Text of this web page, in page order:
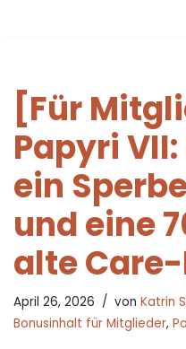
springen
[Für
Papyri
ein
und eine
alte
April 26, 2026 von Katrin
Bonusinhalt für Mitglieder,